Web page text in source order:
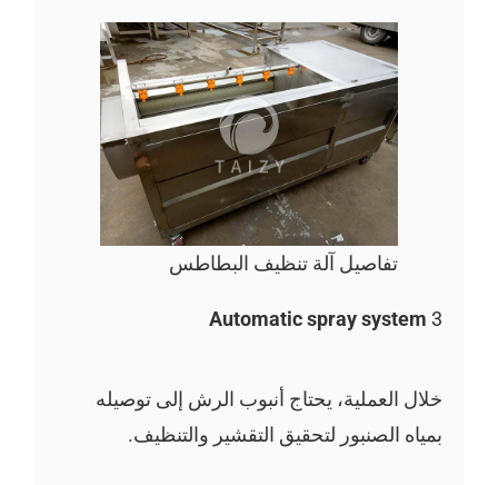
تفاصيل آلة تنظيف البطاطس
Automatic spray system
خلال العملية، يحتاج أنبوب الرش إلى توصيله
بمياه الصنبور لتحقيق التقشير والتنظيف.